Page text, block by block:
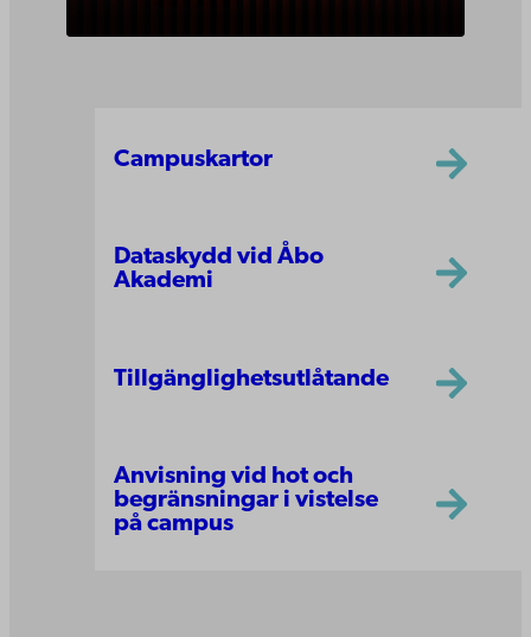
Campuskartor
Dataskydd vid Åbo
Akademi
Tillgänglighetsutlåtande
Anvisning vid hot och
begränsningar i vistelse
på campus